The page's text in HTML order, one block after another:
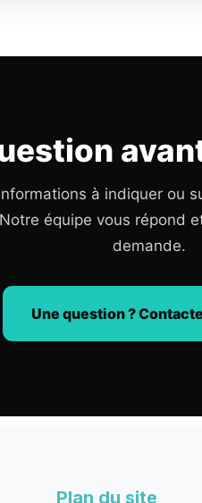
à indiquer ou
équipe vous répond
demande.
Une question ?
Plan du site